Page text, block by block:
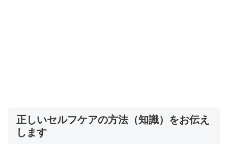
正しいセルフケアの方法（知識）をお伝え
します